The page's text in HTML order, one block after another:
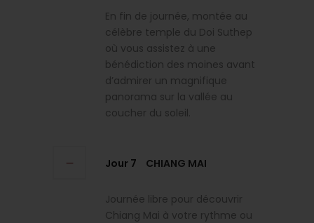
En fin de journée, montée au
célèbre temple du Doi Suthep
où vous assistez à une
bénédiction des moines avant
d’admirer un magnifique
panorama sur la vallée au
coucher du soleil.
Jour 7 CHIANG MAI
Journée libre pour découvrir
Chiang Mai à votre rythme ou